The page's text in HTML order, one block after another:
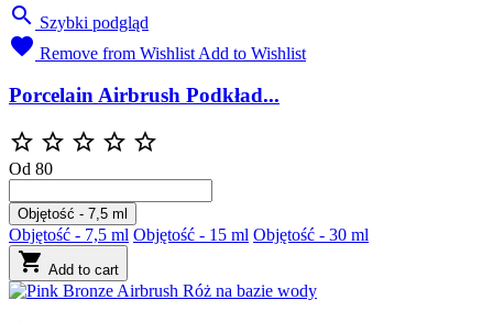
 Szybki podgląd
 Remove from Wishlist Add to Wishlist
Porcelain Airbrush Podkład...
    
Od 80
Objętość - 7,5 ml
Objętość - 7,5 ml Objętość - 15 ml Objętość - 30 ml
 Add to cart